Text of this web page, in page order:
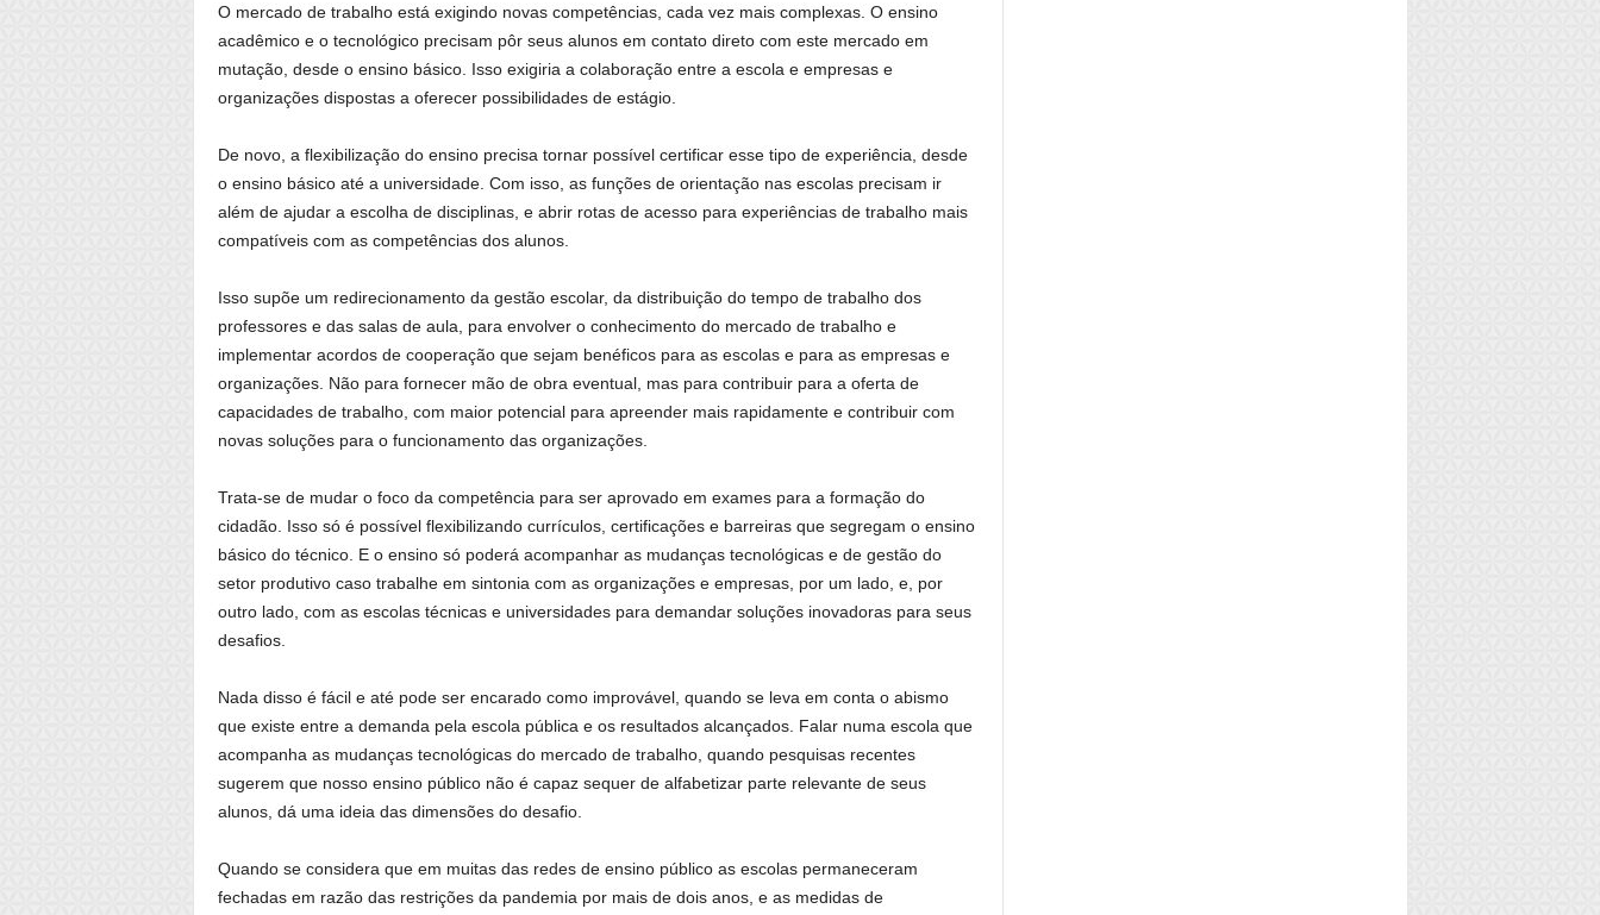
O mercado de trabalho está exigindo novas competências, cada vez mais complexas. O ensino
acadêmico e o tecnológico precisam pôr seus alunos em contato direto com este mercado em
mutação, desde o ensino básico. Isso exigiria a colaboração entre a escola e empresas e
organizações dispostas a oferecer possibilidades de estágio.
De novo, a flexibilização do ensino precisa tornar possível certificar esse tipo de experiência, desde
o ensino básico até a universidade. Com isso, as funções de orientação nas escolas precisam ir
além de ajudar a escolha de disciplinas, e abrir rotas de acesso para experiências de trabalho mais
compatíveis com as competências dos alunos.
Isso supõe um redirecionamento da gestão escolar, da distribuição do tempo de trabalho dos
professores e das salas de aula, para envolver o conhecimento do mercado de trabalho e
implementar acordos de cooperação que sejam benéficos para as escolas e para as empresas e
organizações. Não para fornecer mão de obra eventual, mas para contribuir para a oferta de
capacidades de trabalho, com maior potencial para apreender mais rapidamente e contribuir com
novas soluções para o funcionamento das organizações.
Trata-se de mudar o foco da competência para ser aprovado em exames para a formação do
cidadão. Isso só é possível flexibilizando currículos, certificações e barreiras que segregam o ensino
básico do técnico. E o ensino só poderá acompanhar as mudanças tecnológicas e de gestão do
setor produtivo caso trabalhe em sintonia com as organizações e empresas, por um lado, e, por
outro lado, com as escolas técnicas e universidades para demandar soluções inovadoras para seus
desafios.
Nada disso é fácil e até pode ser encarado como improvável, quando se leva em conta o abismo
que existe entre a demanda pela escola pública e os resultados alcançados. Falar numa escola que
acompanha as mudanças tecnológicas do mercado de trabalho, quando pesquisas recentes
sugerem que nosso ensino público não é capaz sequer de alfabetizar parte relevante de seus
alunos, dá uma ideia das dimensões do desafio.
Quando se considera que em muitas das redes de ensino público as escolas permaneceram
fechadas em razão das restrições da pandemia por mais de dois anos, e as medidas de